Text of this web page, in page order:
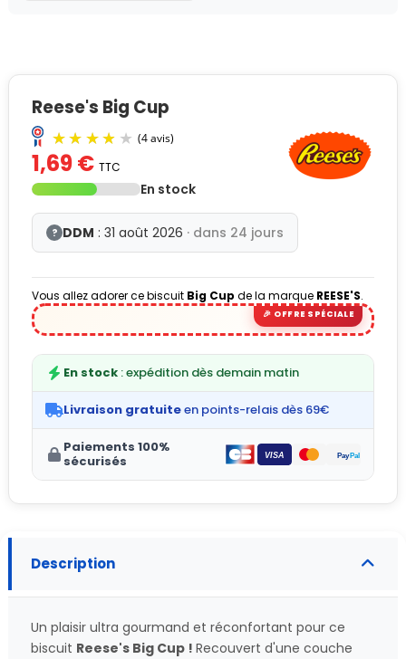
Reese's Big Cup
1,69 € TTC
En stock
? DDM : 31 août 2026 · dans 24 jours
Vous allez adorer ce biscuit Big Cup de la marque REESE'S.
En stock : expédition dès demain matin
Livraison gratuiteen points-relais dès 69€
Paiements 100%
sécurisés
Description
Un plaisir ultra gourmand et réconfortant pour ce
biscuit Reese's Big Cup ! Recouvert d'une couche